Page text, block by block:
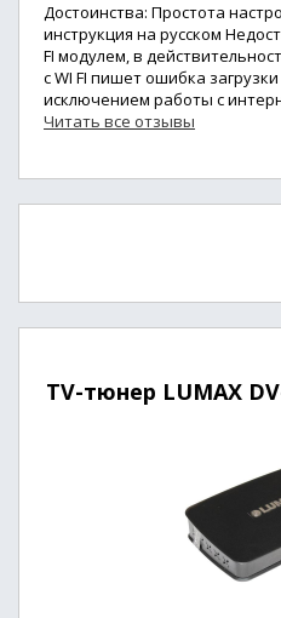
Достоинства: Простота
инструкция на русском
FI модулем, в
с WI FI пишет ошибка
исключением работы с
Читать все отзывы
TV-тюнер LUMAX